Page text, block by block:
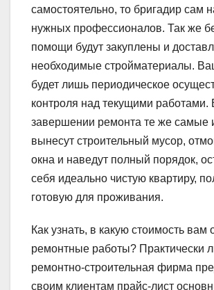
самостоятельно, то бригадир сам
нужных профессионалов. Так же
помощи будут закуплены и
необходимые стройматериалы.
будет лишь периодическое
контроля над текущими работами.
завершении ремонта те же самые
вынесут строительный мусор,
окна и наведут полный порядок,
себя идеально чистую квартиру,
готовую для проживания.
Как узнать, в какую стоимость вам
ремонтные работы? Практически
ремонтно-строительная фирма
своим клиентам прайс-лист